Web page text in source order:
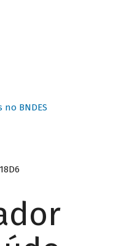
BNDES